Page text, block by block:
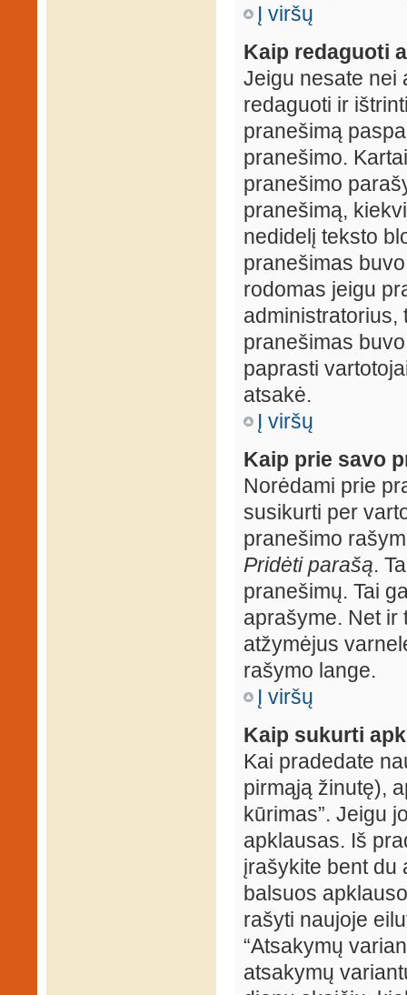
Į viršų
Kaip redaguoti
Jeigu nesate nei
redaguoti ir
pranešimą
pranešimo.
pranešimo
pranešimą,
nedidelį teksto
pranešimas
rodomas jeigu
administratorius,
pranešimas
paprasti
atsakė.
Į viršų
Kaip prie savo
Norėdami prie
susikurti per
pranešimo
Pridėti parašą.
pranešimų. Tai
aprašyme. Net ir
atžymėjus
rašymo lange.
Į viršų
Kaip sukurti
Kai pradedate
pirmąją žinutę),
kūrimas”. Jeigu
apklausas. Iš
įrašykite bent du
balsuos
rašyti naujoje
“Atsakymų
atsakymų